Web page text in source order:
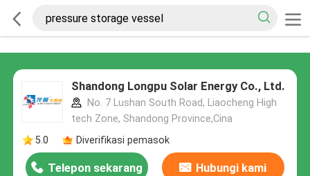
Shandong Longpu Solar Energy Co., Ltd.
No. 7 Lushan South Road, Liaocheng High
tech Zone, Shandong Province,Cina
5.0
Diverifikasi pemasok
Telepon sekarang Hubungi kami